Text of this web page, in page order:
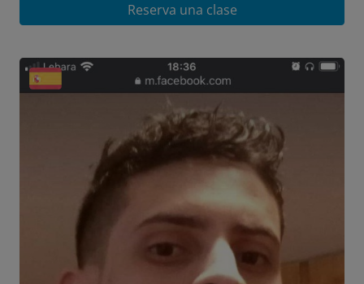
Reserva una clase